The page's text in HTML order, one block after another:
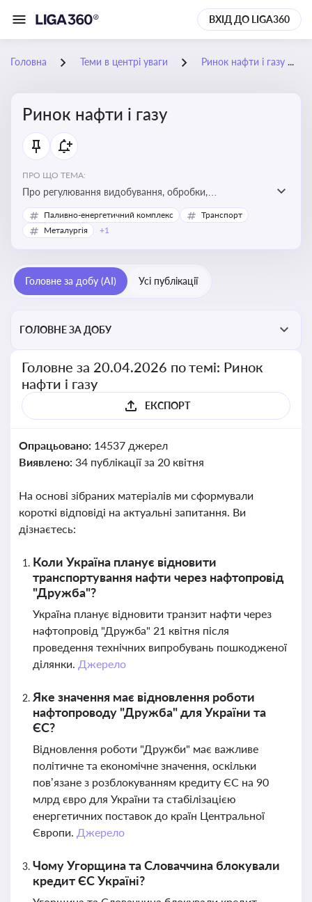
ВХІД ДО LIGA360
Головна Теми в центрі уваги Ринок нафти і газу
Ринок нафти і газу
ПРО ЩО ТЕМА:
Про регулювання видобування, обробки,
транспортування та реалізації нафти й природного
газу, що критично важливо для енергетичної безпеки,
Паливно-енергетичний комплекс
Транспорт
Металургія
+1
Головне за добу (AI) Усі публікації
ГОЛОВНЕ ЗА ДОБУ
Головне за 20.04.2026 по темі: Ринок
нафти і газу
ЕКСПОРТ
Опрацьовано: 14537 джерел
Виявлено: 34 публікації за 20 квітня
На основі зібраних матеріалів ми сформували
короткі відповіді на актуальні запитання. Ви
дізнаєтесь:
Коли Україна планує відновити
транспортування нафти через нафтопровід
"Дружба"?
Україна планує відновити транзит нафти через
нафтопровід "Дружба" 21 квітня після
проведення технічних випробувань пошкодженої
ділянки. Джерело
Яке значення має відновлення роботи
нафтопроводу "Дружба" для України та
ЄС?
Відновлення роботи "Дружби" має важливе
політичне та економічне значення, оскільки
пов’язане з розблокуванням кредиту ЄС на 90
млрд євро для України та стабілізацією
енергетичних поставок до країн Центральної
Європи. Джерело
Чому Угорщина та Словаччина блокували
кредит ЄС Україні?